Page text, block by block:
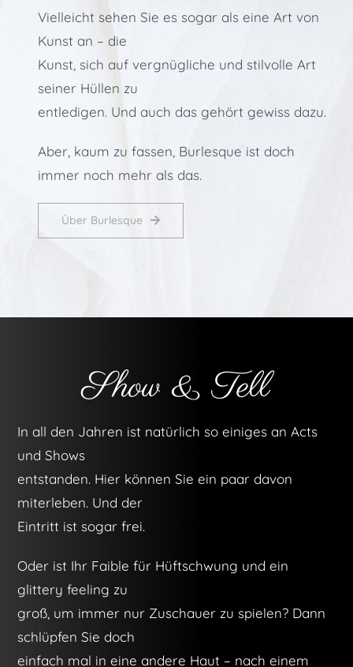
Vielleicht sehen Sie es sogar als eine Art von
Kunst an – die
Kunst, sich auf vergnügliche und stilvolle Art
seiner Hüllen zu
entledigen. Und auch das gehört gewiss dazu.
Aber, kaum zu fassen, Burlesque ist doch
immer noch mehr als das.
Über Burlesque
Show & Tell
In all den Jahren ist natürlich so einiges an Acts
und Shows
entstanden. Hier können Sie ein paar davon
miterleben. Und der
Eintritt ist sogar frei.
Oder ist Ihr Faible für Hüftschwung und ein
glittery feeling zu
groß, um immer nur Zuschauer zu spielen? Dann
schlüpfen Sie doch
einfach mal in eine andere Haut – nach einem